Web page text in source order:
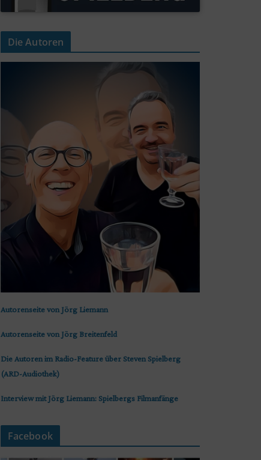
Die Autoren
Autorenseite von Jörg Liemann
Autorenseite von Jörg Breitenfeld
Die Autoren im Radio-Feature über Steven Spielberg
(ARD-Audiothek)
Interview mit Jörg Liemann: Spielbergs Filmanfänge
Facebook